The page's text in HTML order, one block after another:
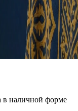
в наличной форме